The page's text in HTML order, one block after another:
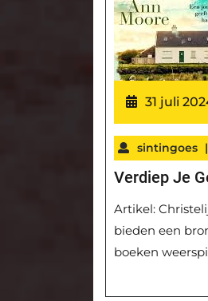
31 juli
sintingoes |
Verdiep Je
Artikel:
bieden een
boeken